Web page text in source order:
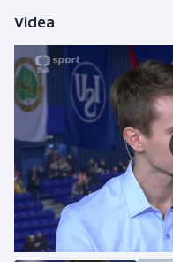
Rychlostní kanoistika
Short track
Sportovní střelba
Stolní tenis
Triatlon
Videa